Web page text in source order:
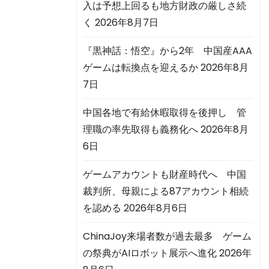
入は予想上回るも地方財政の厳しさ続
く 2026年8月7日
『黒神話：悟空』から2年 中国産AAA
ゲームは転換点を迎えるか2026年8月
7日
中国各地で有給休暇取得を後押し 管
理職の率先取得も義務化へ2026年8月
6日
ゲームアカウントも財産時代へ 中国
裁判所、母親による87アカウント相続
を認める 2026年8月6日
ChinaJoy来場者数が過去最多 ゲーム
の祭典がAIロボット展示へ進化2026年